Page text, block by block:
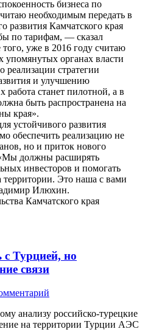
бизнеса по
необходимым передать в
развития Камчатского края
по тарифам, — сказал
уже в 2016 году считаю
упомянутых органах власти
реализации стратегии
и улучшению
станет пилотной, а в
быть распространена на
края».
устойчивого развития
обеспечить реализацию не
но и приток нового
должны расширять
инвесторов и помогать
Это наша с вами
Илюхин.
Камчатского края
с Турцией, но
связи
анализу российско-турецкие
на территории Турции АЭС